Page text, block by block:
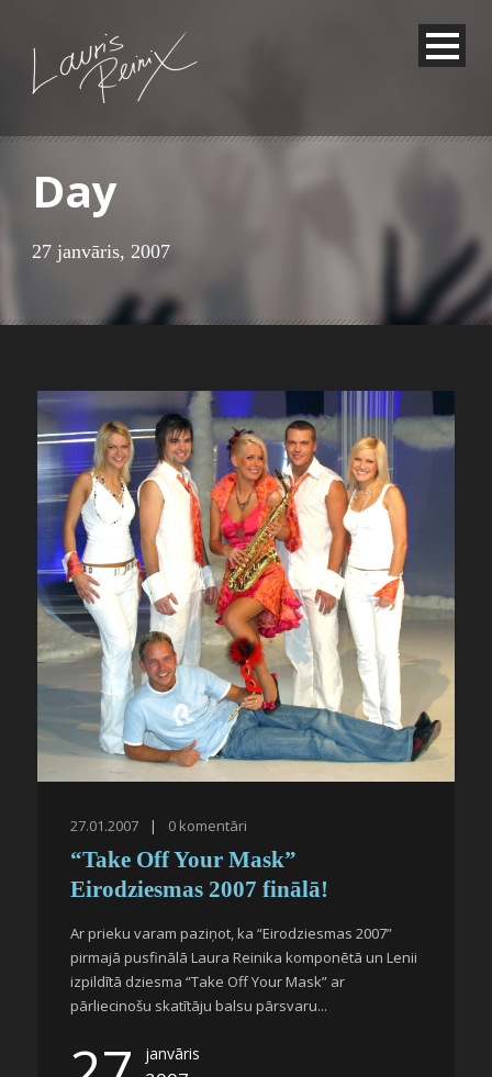
Day
27 janvāris, 2007
27.01.2007 | 0 komentāri
“Take Off Your Mask”
Eirodziesmas 2007 finālā!
Ar prieku varam paziņot, ka “Eirodziesmas 2007”
pirmajā pusfinālā Laura Reinika komponētā un Lenii
izpildītā dziesma “Take Off Your Mask” ar
pārliecinošu skatītāju balsu pārsvaru...
janvāris